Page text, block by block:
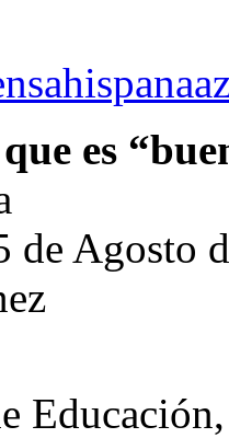
es
de Agosto